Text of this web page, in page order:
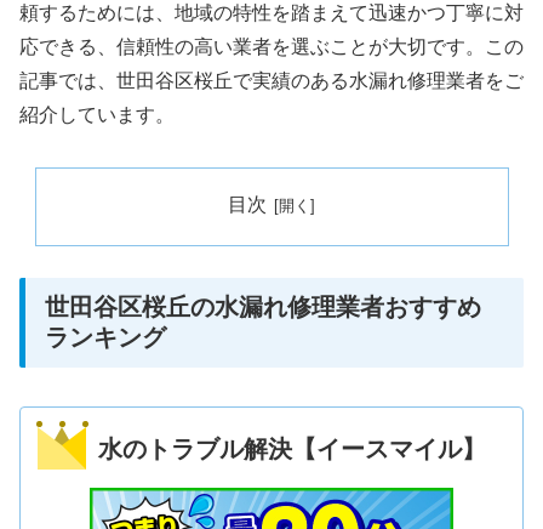
頼するためには、地域の特性を踏まえて迅速かつ丁寧に対
応できる、信頼性の高い業者を選ぶことが大切です。この
記事では、世田谷区桜丘で実績のある水漏れ修理業者をご
紹介しています。
目次
世田谷区桜丘の水漏れ修理業者おすすめ
ランキング
水のトラブル解決【イースマイル】